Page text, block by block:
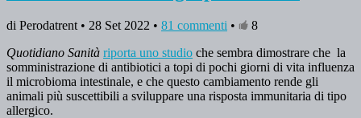
di Perodatrent • 28 Set 2022 • 81 commenti •
8
Quotidiano Sanità riporta uno studio che sembra dimostrare che la
somministrazione di antibiotici a topi di pochi giorni di vita influenza
il microbioma intestinale, e che questo cambiamento rende gli
animali più suscettibili a sviluppare una risposta immunitaria di tipo
allergico.